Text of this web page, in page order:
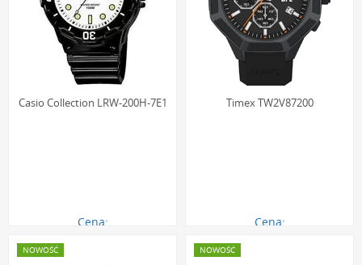
Casio Collection LRW-200H-7E1
Cena:
Timex TW2V87200
Cena:
NOWOŚĆ NOWOŚĆ